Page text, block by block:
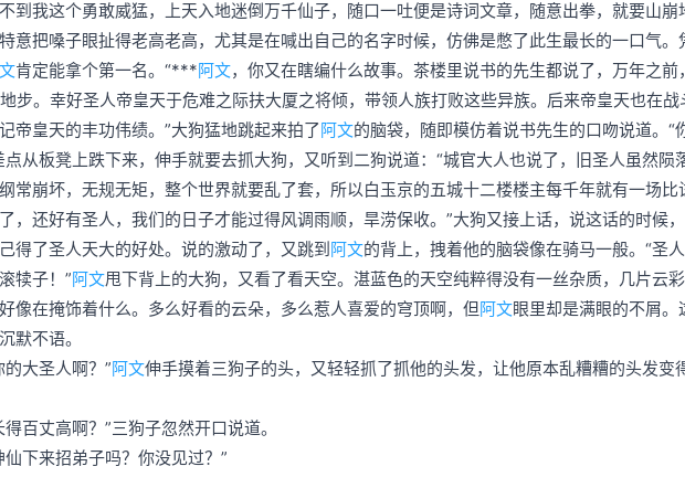
到我这个勇敢威猛，上天入地迷倒万千仙子，随口一吐便是诗词文章，随意出拳，就要山崩
把嗓子眼扯得老高老高，尤其是在喊出自己的名字时候，仿佛是憋了此生最长的一口气。
肯定能拿个第一名。“***阿文，你又在瞎编什么故事。茶楼里说书的先生都说了，万年之前
步。幸好圣人帝皇天于危难之际扶大厦之将倾，带领人族打败这些异族。后来帝皇天也在战
帝皇天的丰功伟绩。”大狗猛地跳起来拍了阿文的脑袋，随即模仿着说书先生的口吻说道。“
从板凳上跌下来，伸手就要去抓大狗，又听到二狗说道：“城官大人也说了，旧圣人虽然陨
常崩坏，无规无矩，整个世界就要乱了套，所以白玉京的五城十二楼楼主每千年就有一场比
，还好有圣人，我们的日子才能过得风调雨顺，旱涝保收。”大狗又接上话，说这话的时候
得了圣人天大的好处。说的激动了，又跳到阿文的背上，拽着他的脑袋像在骑马一般。“圣
犊子！”阿文甩下背上的大狗，又看了看天空。湛蓝色的天空纯粹得没有一丝杂质，几片云
像在掩饰着什么。多么好看的云朵，多么惹人喜爱的穹顶啊，但阿文眼里却是满眼的不屑。
默不语。
大圣人啊？”阿文伸手摸着三狗子的头，又轻轻抓了抓他的头发，让他原本乱糟糟的头发变
百丈高啊？”三狗子忽然开口说道。
下来招弟子吗？你没见过？”